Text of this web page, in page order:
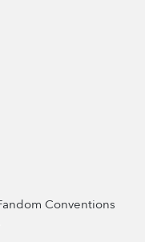
Conventions